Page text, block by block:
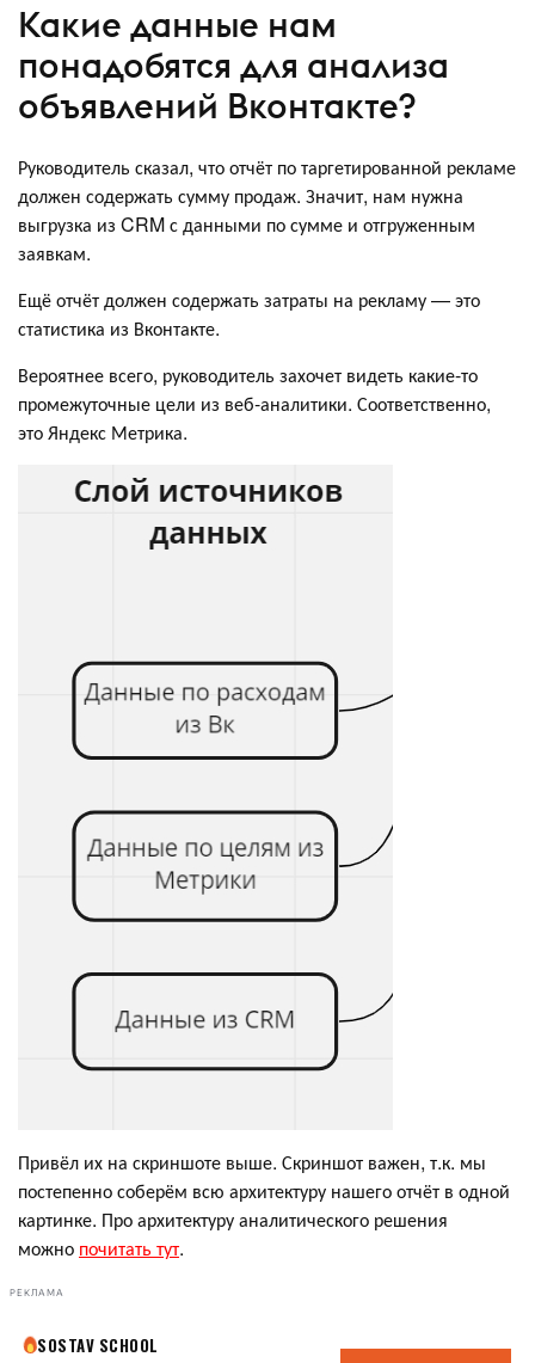
Какие данные нам
понадобятся для анализа
объявлений Вконтакте?
Руководитель сказал, что отчёт по таргетированной рекламе
должен содержать сумму продаж. Значит, нам нужна
выгрузка из CRM с данными по сумме и отгруженным
заявкам.
Ещё отчёт должен содержать затраты на рекламу — это
статистика из Вконтакте.
Вероятнее всего, руководитель захочет видеть какие-то
промежуточные цели из веб-аналитики. Соответственно,
это Яндекс Метрика.
Привёл их на скриншоте выше. Скриншот важен, т.к. мы
постепенно соберём всю архитектуру нашего отчёт в одной
картинке. Про архитектуру аналитического решения
можно почитать тут.
РЕКЛАМА